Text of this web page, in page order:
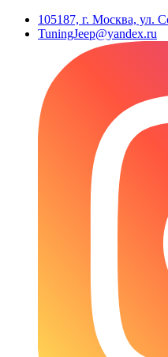
105187, г. Москва, ул.
TuningJeep@yandex.ru